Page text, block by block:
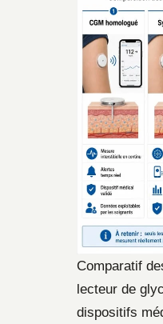
Comparatif
lecteur de
dispositifs